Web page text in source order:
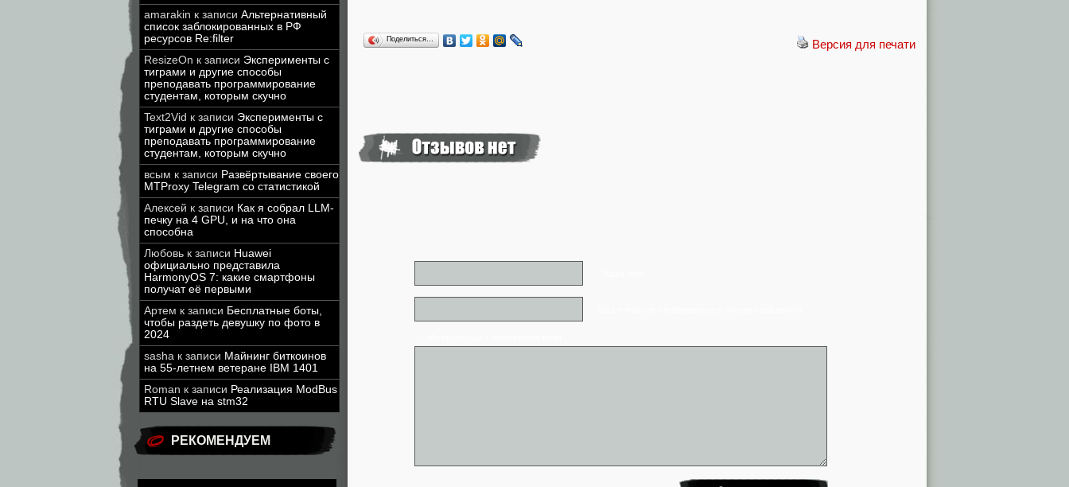
amarakin к записи Альтернативный
список заблокированных в РФ
ресурсов Re:filter
ResizeOn к записи Эксперименты с
тиграми и другие способы
преподавать программирование
студентам, которым скучно
Text2Vid к записи Эксперименты с
тиграми и другие способы
преподавать программирование
студентам, которым скучно
всым к записи Развёртывание своего
MTProxy Telegram со статистикой
Алексей к записи Как я собрал LLM-
печку на 4 GPU, и на что она
способна
Любовь к записи Huawei
официально представила
HarmonyOS 7: какие смартфоны
получат её первыми
Артем к записи Бесплатные боты,
чтобы раздеть девушку по фото в
2024
sasha к записи Майнинг биткоинов
на 55-летнем ветеране IBM 1401
Roman к записи Реализация ModBus
RTU Slave на stm32
РЕКОМЕНДУЕМ
Версия для печати
Поделиться…